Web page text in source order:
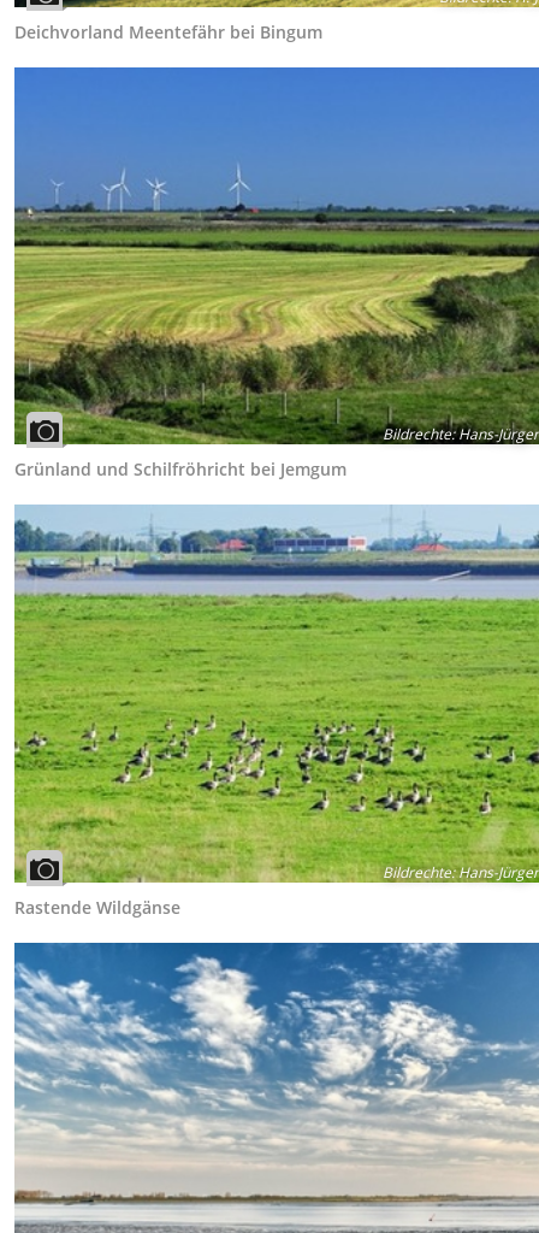
Deichvorland Meentefähr bei Bingum
Bildrechte:Hans-
Grünland und Schilfröhricht bei Jemgum
Bildrechte:Hans-
Rastende Wildgänse